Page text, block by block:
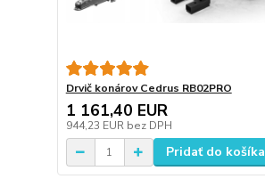
Drvič konárov Cedrus RB02PRO
1 161,40 EUR
944,23 EUR bez DPH
Pridať do košíka